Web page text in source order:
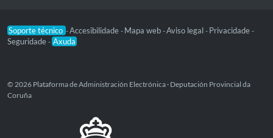
Soporte técnico -Accesibilidade - Mapa web -Aviso legal - Privacidade -
Seguridade - Axuda
© 2026 Plataforma de Administración Electrónica · Deputación Provincial da
Coruña